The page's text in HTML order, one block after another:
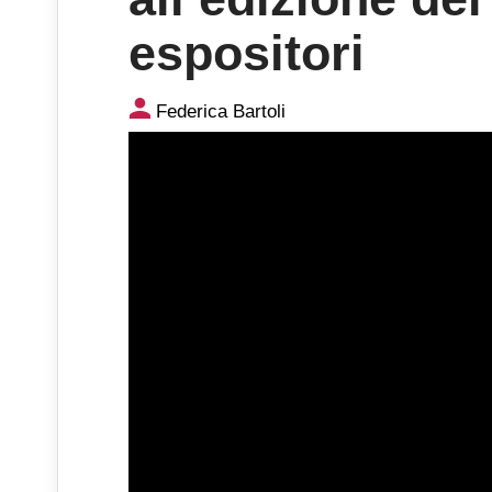
espositori
Video: Euroshop si prepara
espositori
Federica Bartoli